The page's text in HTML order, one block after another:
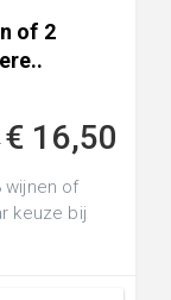
of 2
€ 16,50
wijnen of
keuze bij